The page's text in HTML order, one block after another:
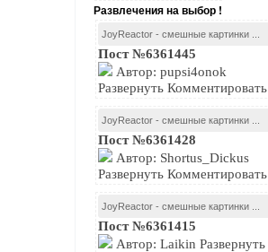
Развлечения на выбор !
JoyReactor - смешные картинки ...
Пост №6361445
Автор: pupsi4onok
Развернуть Комментировать
JoyReactor - смешные картинки ...
Пост №6361428
Автор: Shortus_Dickus
Развернуть Комментировать
JoyReactor - смешные картинки ...
Пост №6361415
Автор: Laikin Развернуть